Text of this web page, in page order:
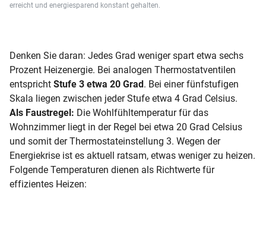
erreicht und energiesparend konstant gehalten.
Denken Sie daran: Jedes Grad weniger spart etwa sechs
Prozent Heizenergie. Bei analogen Thermostatventilen
entspricht Stufe 3 etwa 20 Grad . Bei einer fünfstufigen
Skala liegen zwischen jeder Stufe etwa 4 Grad Celsius.
Als Faustregel: Die Wohlfühltemperatur für das
Wohnzimmer liegt in der Regel bei etwa 20 Grad Celsius
und somit der Thermostateinstellung 3. Wegen der
Energiekrise ist es aktuell ratsam, etwas weniger zu heizen.
Folgende Temperaturen dienen als Richtwerte für
effizientes Heizen: